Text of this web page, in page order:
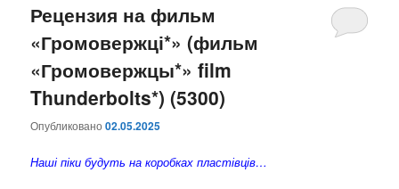
основному
содержимому
дополнительному
содержимому
Рецензия на фильм
«Громовержці*» (фильм
«Громовержцы*» film
Thunderbolts*) (5300)
Опубликовано02.05.2025
Наші піки будуть на коробках пластівців…